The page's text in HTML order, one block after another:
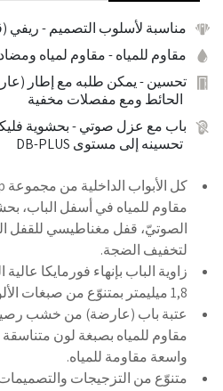
مناسبة لأسلوب التصميم- ريفي
مقاوم للمياه- مقاوم لمياه
تحسين- يمكن طلبه مع إطار
الحائط ومع مفصلات مخفية
باب مع عزل صوتي- بحشوية
تحسينه إلى مستوى DB-PLUS
مقاوم للمياه في أسفل الباب،
الصوتيّ، قفل مغناطيسي
لتخفيف الضجة.
زاوية الباب بإنهاء فورمايكا
1,8 ميليمتر بمتنوّع من صبغات الألوان.
عتبة باب (عارضة) من خشب
واسعة مقاومة للمياه.
متنوّع من التزجيجات